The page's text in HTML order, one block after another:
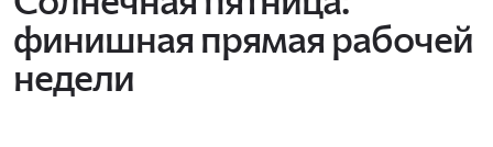
финишная прямая рабочей
недели